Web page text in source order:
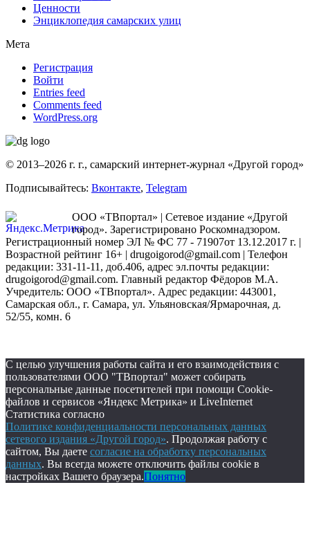
Ценности
Энциклопедия самарских улиц
Мета
Регистрация
Войти
Entries feed
Comments feed
WordPress.org
© 2013–2026 г. г., самарский интернет-журнал «Другой город»
Подписывайтесь: Вконтакте, Telegram
ООО «ТВпортал» | Сетевое издание «Другой
город». Зарегистрировано Роскомнадзором.
Регистрационный номер ЭЛ № ФС 77 - 71907от 13.12.2017 г. |
Возрастной рейтинг 16+ | drugoigorod@gmail.com | Телефон
редакции: 331-11-11, доб.406, адрес эл.почты редакции:
drugoigorod@gmail.com. Главный редактор Фёдоров М.А.
Учредитель: ООО «ТВпортал». Адрес редакции: 443001,
Самарская обл., г. Самара, ул. Ульяновская/Ярмарочная, д.
52/55, комн. 6
С целью улучшения работы сайта и его взаимодействия с
пользователями ООО "ТВпортал" может собирать
персональные данные посетителей при помощи Cookie-
файлов и сервисов «Яндекс Метрика» и LiveInternet
Статистика согласно
Политике конфиденциальности персональных данных
сетевого издания «Другой город». Продолжая работу с
сайтом, Вы даете согласие на обработку персональных
данных. Вы всегда можете отключить файлы cookie в
настройках Вашего браузера.Понятно